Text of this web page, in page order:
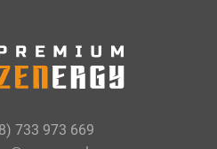
733 973 669